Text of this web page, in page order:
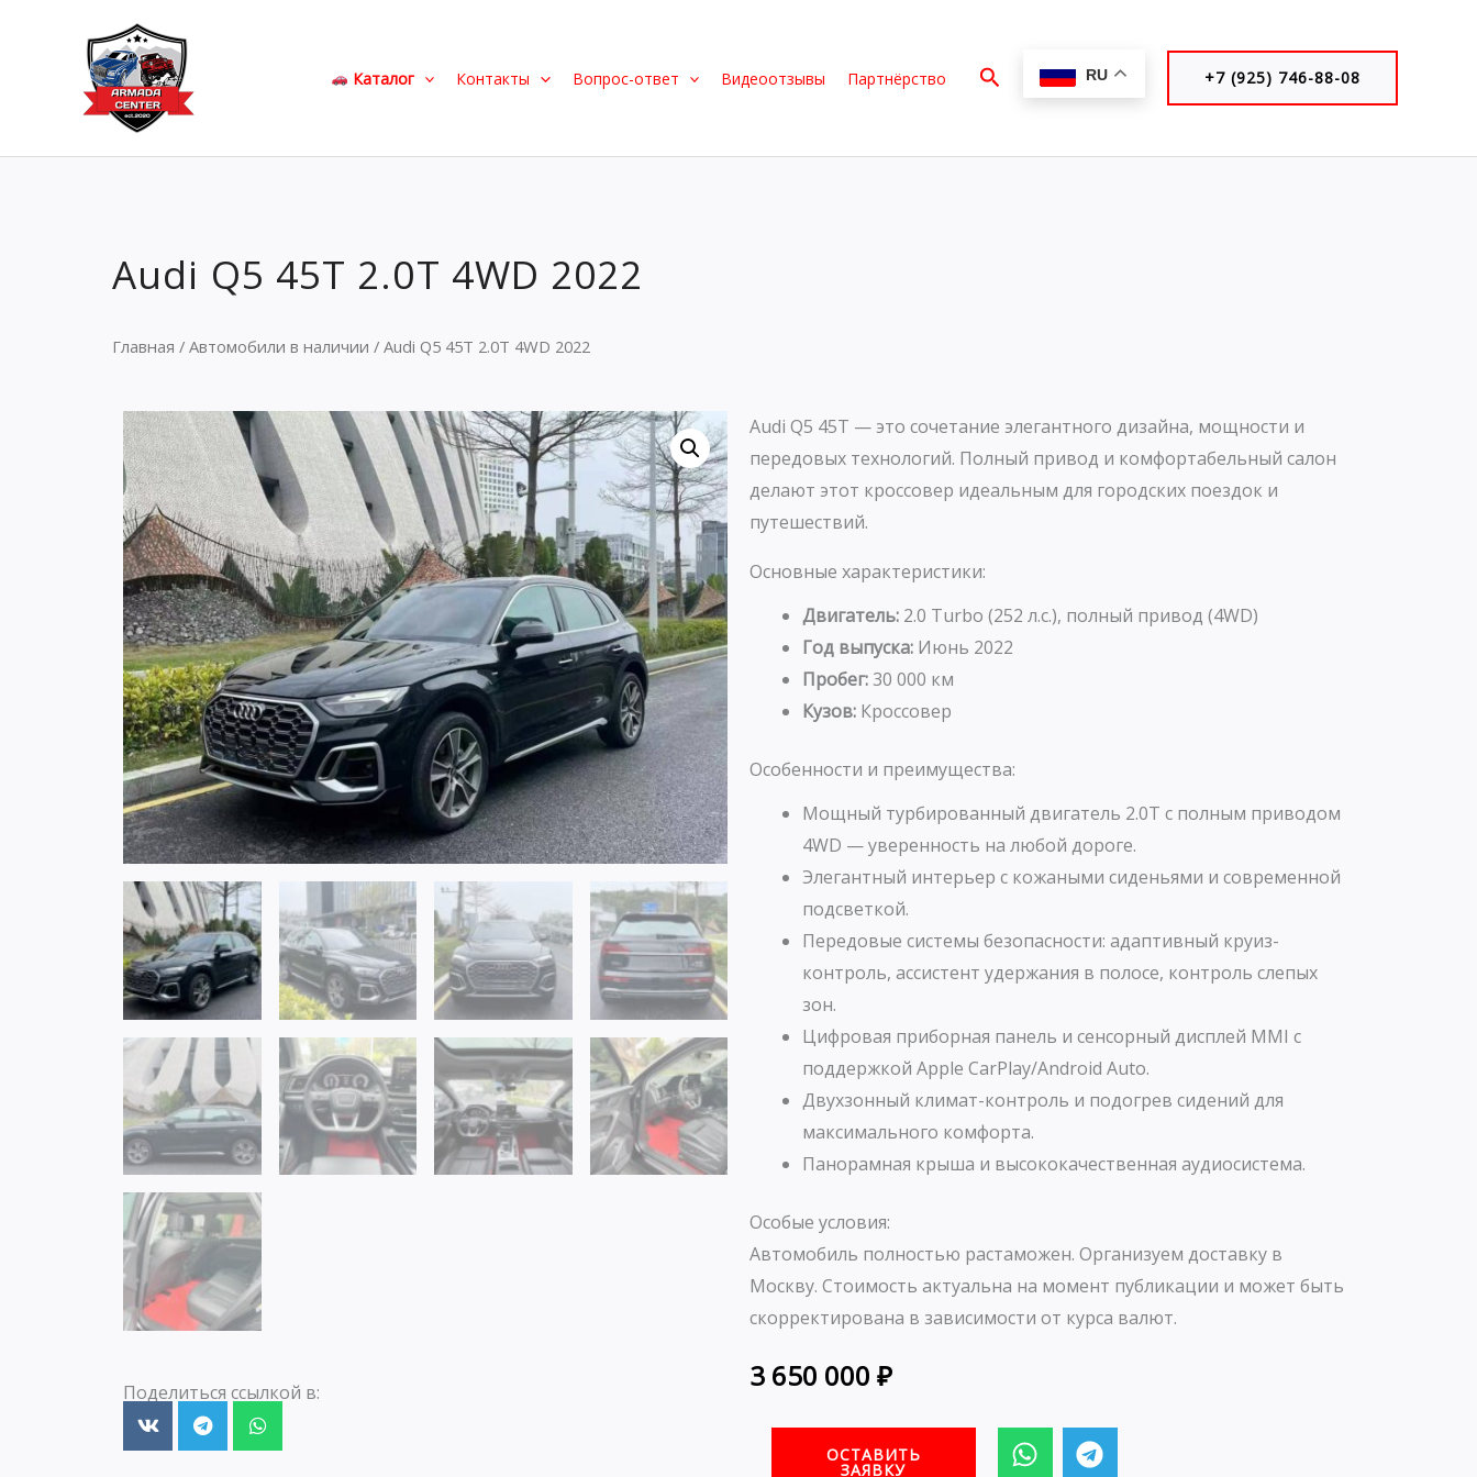
содержимому
Каталог Контакты Вопрос-ответ Видеоотзывы Партнёрство Поиск RU +7 (925) 746-88-08
Audi Q5 45T 2.0T 4WD 2022
Главная / Автомобили в наличии / Audi Q5 45T 2.0T 4WD 2022
Поделиться ссылкой в:
Audi Q5 45T — это сочетание элегантного дизайна, мощности и
передовых технологий. Полный привод и комфортабельный салон
делают этот кроссовер идеальным для городских поездок и
путешествий.
Основные характеристики:
Двигатель: 2.0 Turbo (252 л.с.), полный привод (4WD)
Год выпуска: Июнь 2022
Пробег:30 000 км
Кузов: Кроссовер
Особенности и преимущества:
Мощный турбированный двигатель 2.0T с полным приводом
4WD — уверенность на любой дороге.
Элегантный интерьер с кожаными сиденьями и современной
подсветкой.
Передовые системы безопасности: адаптивный круиз-
контроль, ассистент удержания в полосе, контроль слепых
зон.
Цифровая приборная панель и сенсорный дисплей MMI с
поддержкой Apple CarPlay/Android Auto.
Двухзонный климат-контроль и подогрев сидений для
максимального комфорта.
Панорамная крыша и высококачественная аудиосистема.
Особые условия:
Автомобиль полностью растаможен. Организуем доставку в
Москву. Стоимость актуальна на момент публикации и может быть
скорректирована в зависимости от курса валют.
3 650 000 ₽
ОСТАВИТЬ
ЗАЯВКУ
W
h
T
e